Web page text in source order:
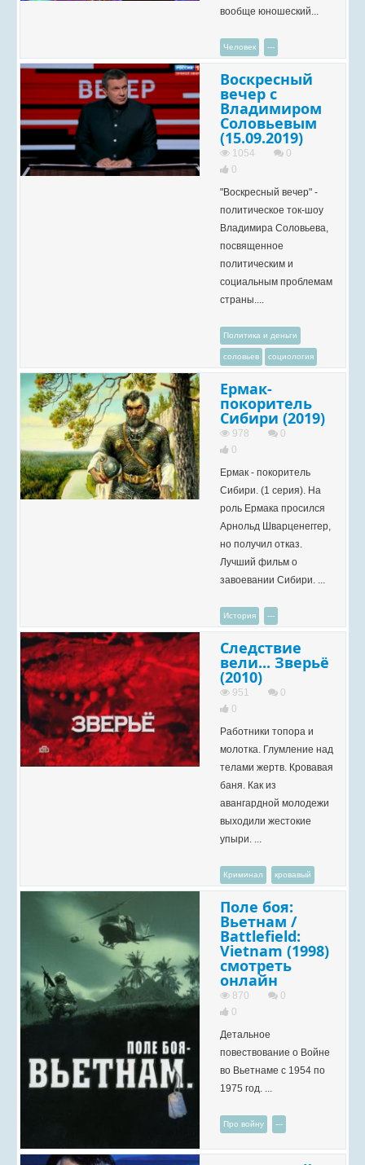
вообще юношеский...
Человек ---
Воскресный
вечер с
Владимиром
Соловьевым
(15.09.2019)
1054
0
0
"Воскресный вечер" -
политическое ток-шоу
Владимира Соловьева,
посвященное
политическим и
социальным проблемам
страны....
Политика и деньги
соловьев социология
Ермак-
покоритель
Сибири (2019)
978
0
0
Ермак - покоритель
Сибири. (1 серия). На
роль Ермака просился
Арнольд Шварценеггер,
но получил отказ.
Лучший фильм о
завоевании Сибири. ...
История ---
Следствие
вели... Зверьё
(2010)
951
0
0
Работники топора и
молотка. Глумление над
телами жертв. Кровавая
баня. Как из
авангардной молодежи
выходили жестокие
упыри. ...
Криминал кровавый
Поле боя:
Вьетнам /
Battlefield:
Vietnam (1998)
смотреть
онлайн
870
0
0
Детальное
повествование о Войне
во Вьетнаме с 1954 по
1975 год. ...
Про войну ---